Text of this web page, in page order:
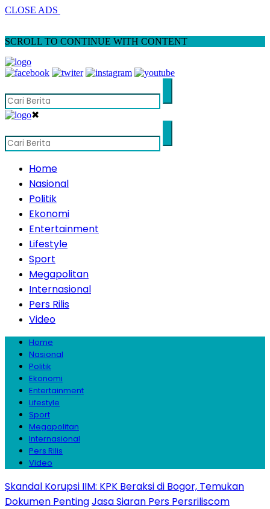
CLOSE ADS
SCROLL TO CONTINUE WITH CONTENT
✖
Home
Nasional
Politik
Ekonomi
Entertainment
Lifestyle
Sport
Megapolitan
Internasional
Pers Rilis
Video
Home
Nasional
Politik
Ekonomi
Entertainment
Lifestyle
Sport
Megapolitan
Internasional
Pers Rilis
Video
Skandal Korupsi IIM: KPK Beraksi di Bogor, Temukan
Dokumen PentingJasa Siaran Pers Persriliscom